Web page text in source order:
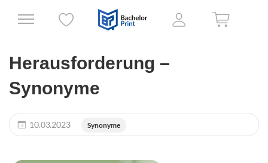
Herausforderung –
Synonyme
10.03.2023 Synonyme